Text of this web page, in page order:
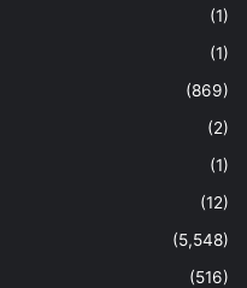
(1)
(1)
(869)
(2)
(1)
(12)
(5,548)
(516)